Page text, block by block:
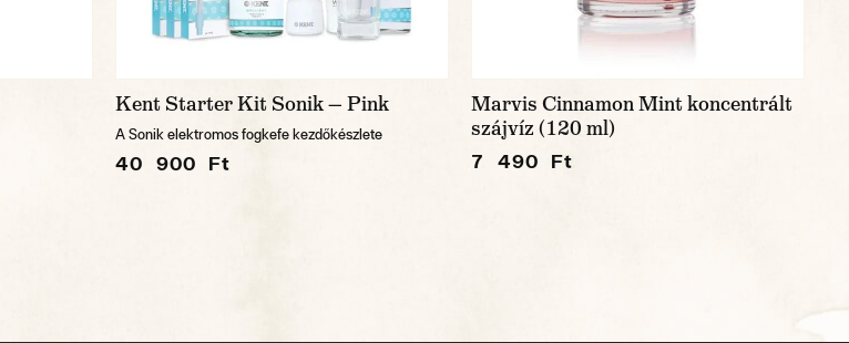
Kent Starter Kit Sonik — Pink
A Sonik elektromos fogkefe kezdőkészlete
40 900 Ft
Marvis Cinnamon Mint koncentrált
szájvíz (120 ml)
7 490 Ft